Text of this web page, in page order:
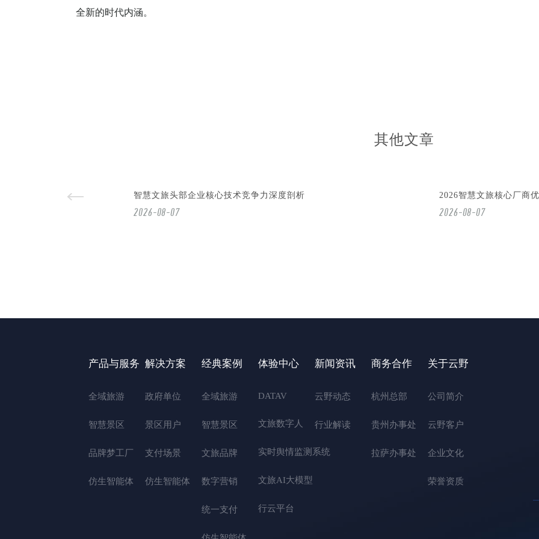
全新的时代内涵。
其他文章
智慧文旅头部企业核心技术竞争力深度剖析
2026-08-07
2026智慧文旅核心厂商
2026-08-07
产品与服务 解决方案 经典案例 体验中心 新闻资讯 商务合作 关于云野
全域旅游
智慧景区
品牌梦工厂
仿生智能体
政府单位
景区用户
支付场景
仿生智能体
全域旅游
智慧景区
文旅品牌
数字营销
统一支付
DATAV
文旅数字人
实时舆情监测系统
文旅AI大模型
行云平台
云野动态
行业解读
杭州总部
贵州办事处
拉萨办事处
公司简介
云野客户
企业文化
荣誉资质